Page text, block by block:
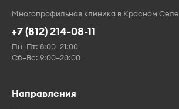
Многопрофильная клиника в Красном Селе
+7 (812) 214-08-11
Пн–Пт: 8:00–21:00
Сб–Вс: 9:00–20:00
Направления